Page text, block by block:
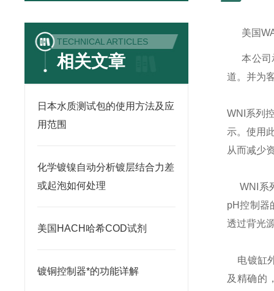
TECHNICAL ARTICLES
相关文章
日本水质测试包的使用方法及应
用范围
化学镀镍自动分析镀层结合力差
或起泡如何处理
美国HACH哈希COD试剂
镀铜控制器*的功能详解
美国
本公司
道。并为
WNI 系列
示。使用
从而减少
WNI 系
pH控制器
透过背光
电镀缸
及精确的